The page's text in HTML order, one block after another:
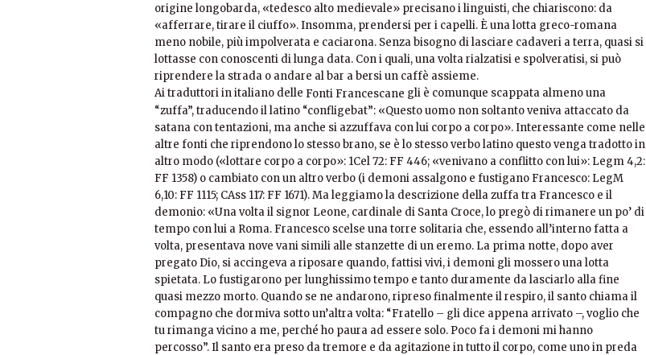
origine longobarda, «tedesco alto medievale» precisano i linguisti, che chiariscono: da
«afferrare, tirare il ciuffo». Insomma, prendersi per i capelli. È una lotta greco-romana
meno nobile, più impolverata e caciarona. Senza bisogno di lasciare cadaveri a terra, quasi si
lottasse con conoscenti di lunga data. Con i quali, una volta rialzatisi e spolveratisi, si può
riprendere la strada o andare al bar a bersi un caffè assieme.
Ai traduttori in italiano delle Fonti Francescane gli è comunque scappata almeno una
“zuffa”, traducendo il latino “confligebat”: «Questo uomo non soltanto veniva attaccato da
satana con tentazioni, ma anche si azzuffava con lui corpo a corpo». Interessante come nelle
altre fonti che riprendono lo stesso brano, se è lo stesso verbo latino questo venga tradotto in
altro modo («lottare corpo a corpo»: 1Cel 72: FF 446; «venivano a conflitto con lui»: Legm 4,2:
FF 1358) o cambiato con un altro verbo (i demoni assalgono e fustigano Francesco: LegM
6,10: FF 1115; CAss 117: FF 1671). Ma leggiamo la descrizione della zuffa tra Francesco e il
demonio: «Una volta il signor Leone, cardinale di Santa Croce, lo pregò di rimanere un po’ di
tempo con lui a Roma. Francesco scelse una torre solitaria che, essendo all’interno fatta a
volta, presentava nove vani simili alle stanzette di un eremo. La prima notte, dopo aver
pregato Dio, si accingeva a riposare quando, fattisi vivi, i demoni gli mossero una lotta
spietata. Lo fustigarono per lunghissimo tempo e tanto duramente da lasciarlo alla fine
quasi mezzo morto. Quando se ne andarono, ripreso finalmente il respiro, il santo chiama il
compagno che dormiva sotto un’altra volta: “Fratello – gli dice appena arrivato –, voglio che
tu rimanga vicino a me, perché ho paura ad essere solo. Poco fa i demoni mi hanno
percosso”. Il santo era preso da tremore e da agitazione in tutto il corpo, come uno in preda